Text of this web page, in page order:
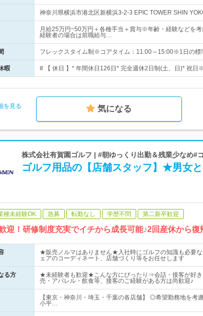
神奈川県横浜市港北区新横浜3-2-3 EPIC TOWER SHIN
月給25万円~50万円＋各種手当＋賞与※年齢・経験などを
経験者の場合は前職給与…
フレックスタイム制※コアタイム：11:00～15:00※1日の
暇 # 【 休日 】* 年間休日126日* 完全週休2日制(土、日)* 祝
を見る 気になる
株式会社有賀園ゴルフ | #朝ゆっくり出勤＆残業少なめ#
ゴルフ用品の【店舗スタッフ】★男女
種未経験OK 急募 転勤なし 学歴不問 第二新卒歓迎
迎！研修制度充実でイチから成長可能♪2回産休から
★販売ノルマはありません★入社時にゴルフの知識も必要
ェアのコーディネート、店舗づくり等をお任せします
る方
★未経験者も歓迎★こんな方にぴったり⇒会話・接客が好
売・アパレル・飲食等、接客のご経験がある方は尚歓迎♪
【東京・神奈川・埼玉・千葉の各店舗】 ◎希望勤務地を考
小平…